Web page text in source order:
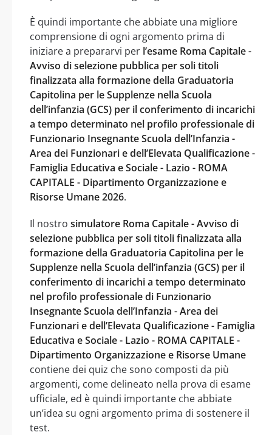
È quindi importante che abbiate una migliore
comprensione di ogni argomento prima di
iniziare a prepararvi per l’esame Roma Capitale -
Avviso di selezione pubblica per soli titoli
finalizzata alla formazione della Graduatoria
Capitolina per le Supplenze nella Scuola
dell’infanzia (GCS) per il conferimento di incarichi
a tempo determinato nel profilo professionale di
Funzionario Insegnante Scuola dell’Infanzia -
Area dei Funzionari e dell’Elevata Qualificazione -
Famiglia Educativa e Sociale - Lazio - ROMA
CAPITALE - Dipartimento Organizzazione e
Risorse Umane 2026.
Il nostro simulatore Roma Capitale - Avviso di
selezione pubblica per soli titoli finalizzata alla
formazione della Graduatoria Capitolina per le
Supplenze nella Scuola dell’infanzia (GCS) per il
conferimento di incarichi a tempo determinato
nel profilo professionale di Funzionario
Insegnante Scuola dell’Infanzia - Area dei
Funzionari e dell’Elevata Qualificazione - Famiglia
Educativa e Sociale - Lazio - ROMA CAPITALE -
Dipartimento Organizzazione e Risorse Umane
contiene dei quiz che sono composti da più
argomenti, come delineato nella prova di esame
ufficiale, ed è quindi importante che abbiate
un’idea su ogni argomento prima di sostenere il
test.